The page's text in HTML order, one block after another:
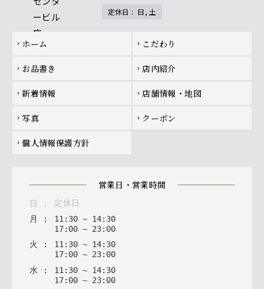
定休日 : 日, 土
Footer navigation
chevron_right ホーム chevron_right こだわり
chevron_right お品書き chevron_right 店内紹介
chevron_right 新着情報 chevron_right 店舗情報・地図
chevron_right 写真 chevron_right クーポン
chevron_right 個人情報保護方針
営業日・営業時間
日 :
定休日
月
: 11: 30 ~ 14: 30
17: 00 ~ 23: 00
火
: 11: 30 ~ 14: 30
17: 00 ~ 23: 00
水 : 11 : 30 ~ 14: 30
17: 00 ~ 23: 00